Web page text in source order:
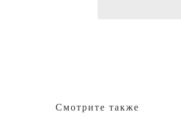
Смотрите также